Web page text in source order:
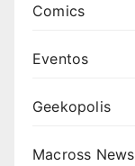
Comics
Eventos
Geekopolis
Macross News